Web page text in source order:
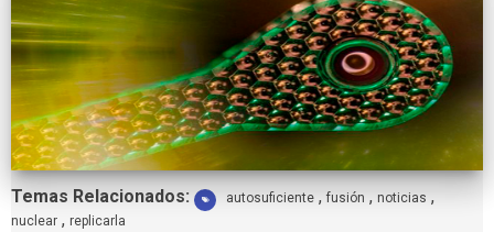
Temas Relacionados: Etiquetas:
autosuficiente ,fusión , noticias ,
nuclear , replicarla